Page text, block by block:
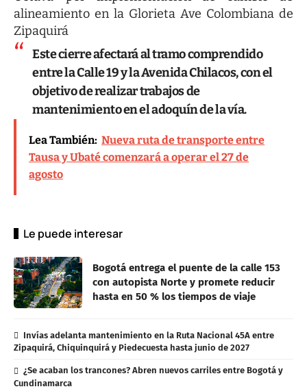
alineamiento en la Glorieta Ave Colombiana de
Zipaquirá
Este cierre afectará al tramo comprendido
entre la Calle 19 y la Avenida Chilacos, con el
objetivo de realizar trabajos de
mantenimiento en el adoquín de la vía.
Lea También: Nueva ruta de transporte entre
Tausa y Ubaté comenzará a operar el 27 de
agosto
Le puede interesar
Bogotá entrega el puente de la calle 153
con autopista Norte y promete reducir
hasta en 50 % los tiempos de viaje
Invías adelanta mantenimiento en la Ruta Nacional 45A entre
Zipaquirá, Chiquinquirá y Piedecuesta hasta junio de 2027
¿Se acaban los trancones? Abren nuevos carriles entre Bogotá y
Cundinamarca